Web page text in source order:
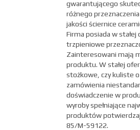
gwarantującego
różnego
jakości ściernice
Firma posiada w
trzpieniowe
Zainteresowani mają
produktu. W stałej
stożkowe, czy kuliste
zamówienia
doświadczenie w
wyroby spełniające
produktów
85/M-59122.